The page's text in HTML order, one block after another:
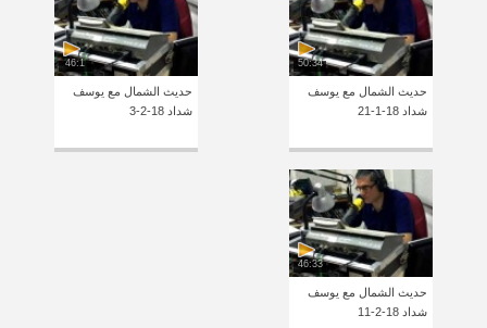
50:34
حديث الشمال مع يوسف
شداد 18-1-21
46:1
حديث الشمال مع يوسف
شداد 18-2-3
46:33
حديث الشمال مع يوسف
شداد 18-2-11